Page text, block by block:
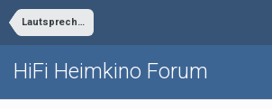
Lautsprecher
HiFi Heimkino Forum